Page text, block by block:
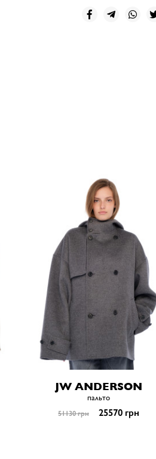
JW ANDERSON
пальто
51130 грн 25570 грн